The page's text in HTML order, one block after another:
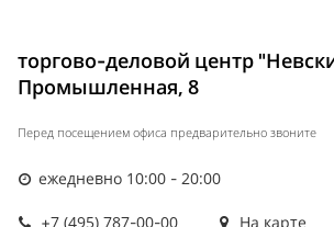
торгово-деловой центр
Промышленная, 8
Перед посещением офиса предварительно звоните
ежедневно 10:00 - 20:00
+7 (495) 787-00-00 На карте